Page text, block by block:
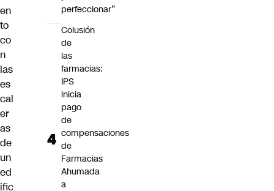
en
to
co
n
las
es
cal
er
as
de
un
ed
ific
perfeccionar”
Colusión
de
las
farmacias:
IPS
inicia
pago
de
compensaciones
de
Farmacias
Ahumada
a